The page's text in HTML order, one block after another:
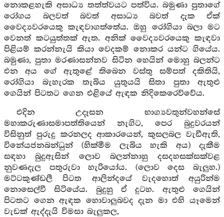
නොකළහැකි අසාධ්‍ය තත්ත්වයට පත්විය. බමුණා පුතාගේ
රෝගය බලවත් බවත් අසාධ්‍ය බවත් දැක ඒක්
වෛද්‍යවරයෙකු කැඳවාගත්තේය. ඔහු රෝගියා බලා මට
වෙනත් කටයුත්තක් ඇත. අනික් වෛද්‍යවරයෙකු කැඳවා
පිළියම් කරන්නැයි කියා වෙදකම් නොකර යන්ට ගියේය.
බමුණා, පුතා මරණාසන්නව සිටින හෙයින් මොහු බලන්ට
එන අය ගේ ඇතුළේ තිබෙන වස්තු සම්පත් දකිතියි,
රෝගියා බැහැරක තැබිය යුතුයයි සිතා පුතා ඇතුළු
ගෙයින් පිටතට ගෙන එළියේ ඇඳක නිදිකෙරෙව්වේය.
එදින උදෑසන භාග්‍යවතුන්වහන්සේ
මහාකරුණාසමාපත්තියෙන් නැගිට, පෙර බුදුවරයන්
විසිනුත් පුරුදු කරනලද ආකාරයෙන්, කුසලබල වැඩීඇති,
විනේයජනබන්ධුන් (හික්මීම ලැබිය හැකි අය) දැකීම
සඳහා බුදුඇසින් ලොව බලන්නාහු දසදහසක්සක්වළ
නුවණදැල පතුරුවා හැරියෝය. (ලොව දෙස බැලුහ.)
මට්ටකුණ්ඩලී පිටත ආලින්දයේ වැදහොත් අයුරින්ම
නොසෙල්වී සිටියේය. බුදුහු ඒ දුටහ. ඇතුළු ගෙයින්
පිටතට ගෙන ඇඳක හොවාලුබවද දැන මා එහි යෑමෙන්
වැඩක් ඇද්දැයි විමසා බැලුකල,